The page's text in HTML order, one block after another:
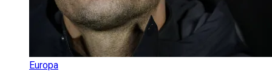
Europa